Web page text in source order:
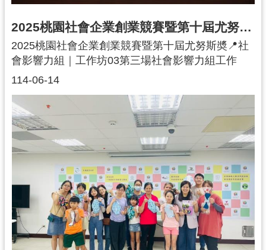
高齡照護與社區共融最有力的支持讓我們繼續用故
事編織記憶，一起創造更多美好片刻 📽️🌟邀阿公阿
嬤拍Ｂ級殭屍片 #桃園市政府社會企業中心 #愛的
光波影像 #記憶戰隊 #高齡友善社會 #社會企業 #影
像敘事 #失智症關懷 #社區共融
2025桃園社會企業創業競賽暨第十屆尤努斯奬｜社會影響力組｜工作坊03
114-06-14
2025桃園社會企業創業競賽暨第十屆尤努斯奬📍社
會影響力組｜工作坊03第三場社會影響力組工作
坊，持續協助團隊釐清初賽準備過程中的疑問，並
設定、量表設計，到影響力資料蒐集與影響力因子
的介紹。沈建文老師以豐富的實務經驗，帶領團隊
深入掌握評估要領，為後續影響力報告打下紮實基
礎。特別感謝桃園市政府青年事務局侯佳齡局長，
於下午課程中蒞臨現場，親自為晉級決賽的團隊打
氣勉勵，現場氣氛熱烈，讓大家在備賽路上收穫更
多信心與動力！👨‍🏫 講師：沈建文｜國立中央大學
教授亞洲影響力衡量與管理研究總中心主任、SROI
認證高階執業師#影響力評估 #預期成果指標 #影響
力資料蒐集 #影響力因子#2025桃園社會企業創業競